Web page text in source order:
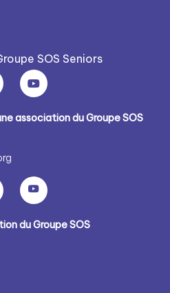
SOS Seniors
association du Groupe SOS
du Groupe SOS